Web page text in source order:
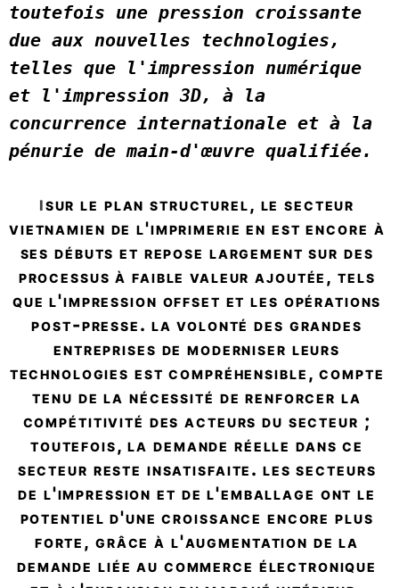
toutefois une pression croissante
due aux nouvelles technologies,
telles que l'impression numérique
et l'impression 3D, à la
concurrence internationale et à la
pénurie de main-d'œuvre qualifiée.
isur le plan structurel, le secteur
vietnamien de l'imprimerie en est encore à
ses débuts et repose largement sur des
processus à faible valeur ajoutée, tels
que l'impression offset et les opérations
post-presse. la volonté des grandes
entreprises de moderniser leurs
technologies est compréhensible, compte
tenu de la nécessité de renforcer la
compétitivité des acteurs du secteur ;
toutefois, la demande réelle dans ce
secteur reste insatisfaite. les secteurs
de l'impression et de l'emballage ont le
potentiel d'une croissance encore plus
forte, grâce à l'augmentation de la
demande liée au commerce électronique